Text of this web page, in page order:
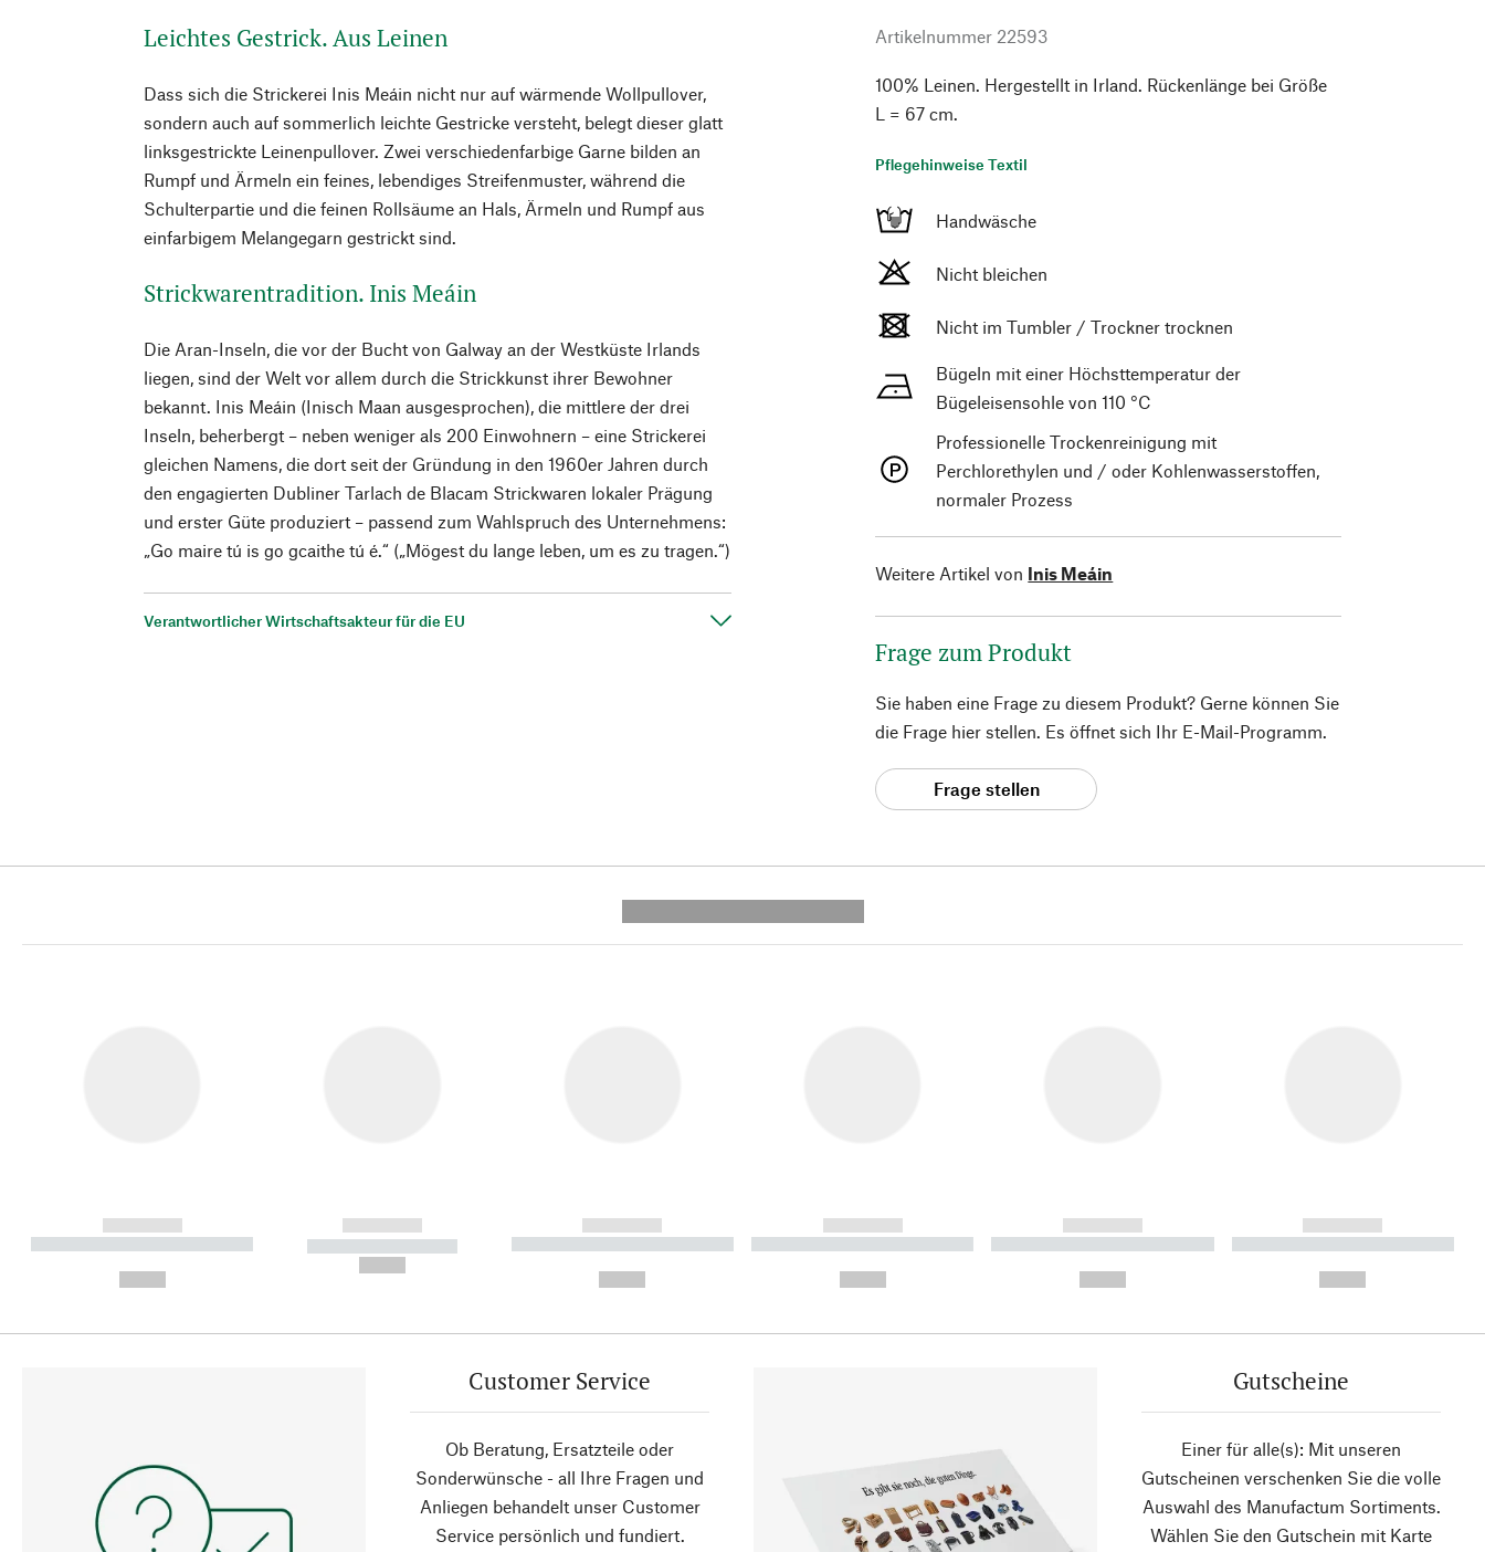
Leichtes Gestrick. Aus Leinen
Dass sich die Strickerei Inis Meáin nicht nur auf wärmende Wollpullover,
sondern auch auf sommerlich leichte Gestricke versteht, belegt dieser glatt
linksgestrickte Leinenpullover. Zwei verschiedenfarbige Garne bilden an
Rumpf und Ärmeln ein feines, lebendiges Streifenmuster, während die
Schulterpartie und die feinen Rollsäume an Hals, Ärmeln und Rumpf aus
einfarbigem Melangegarn gestrickt sind.
Strickwarentradition. Inis Meáin
Die Aran-Inseln, die vor der Bucht von Galway an der Westküste Irlands
liegen, sind der Welt vor allem durch die Strickkunst ihrer Bewohner
bekannt. Inis Meáin (Inisch Maan ausgesprochen), die mittlere der drei
Inseln, beherbergt – neben weniger als 200 Einwohnern – eine Strickerei
gleichen Namens, die dort seit der Gründung in den 1960er Jahren durch
den engagierten Dubliner Tarlach de Blacam Strickwaren lokaler Prägung
und erster Güte produziert – passend zum Wahlspruch des Unternehmens:
„Go maire tú is go gcaithe tú é.“ („Mögest du lange leben, um es zu tragen.“)
Verantwortlicher Wirtschaftsakteur für die EU
Artikelnummer 22593
100% Leinen. Hergestellt in Irland. Rückenlänge bei Größe
L = 67 cm.
Pflegehinweise Textil
Handwäsche
Nicht bleichen
Nicht im Tumbler / Trockner trocknen
Bügeln mit einer Höchsttemperatur der
Bügeleisensohle von 110 °C
Professionelle Trockenreinigung mit
Perchlorethylen und / oder Kohlenwasserstoffen,
normaler Prozess
Weitere Artikel von Inis Meáin
Frage zum Produkt
Sie haben eine Frage zu diesem Produkt? Gerne können Sie
die Frage hier stellen. Es öffnet sich Ihr E-Mail-Programm.
Frage stellen
------------
----------- ----------- ----------
------------
----------- -----------
------------
----------- ----------- ----------
------------
----------- ----------- ----------
------------
----------- ----------- ----------
------------
----------- ----------- ----------
Customer Service
Ob Beratung, Ersatzteile oder
Sonderwünsche - all Ihre Fragen und
Anliegen behandelt unser Customer
Service persönlich und fundiert.
Gutscheine
Einer für alle(s): Mit unseren
Gutscheinen verschenken Sie die volle
Auswahl des Manufactum Sortiments.
Wählen Sie den Gutschein mit Karte